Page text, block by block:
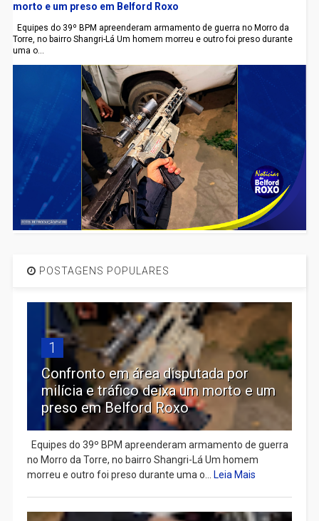
morto e um preso em Belford Roxo
Equipes do 39º BPM apreenderam armamento de guerra no Morro da
Torre, no bairro Shangri-Lá Um homem morreu e outro foi preso durante
uma o...
POSTAGENS POPULARES
1
Confronto em área disputada por
milícia e tráfico deixa um morto e um
preso em Belford Roxo
Equipes do 39º BPM apreenderam armamento de guerra
no Morro da Torre, no bairro Shangri-Lá Um homem
morreu e outro foi preso durante uma o...
Leia Mais